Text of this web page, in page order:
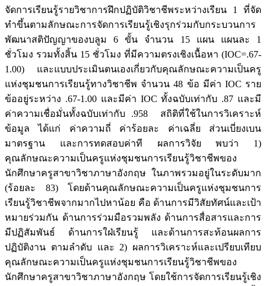
จัดการเรียนรู้รายวิชาการฝึกปฏิบัติวิชาชีพระหว่างเรียน 1 ที่จัด
ทำขึ้นตามลักษณะการจัดการเรียนรู้เชิงรุกร่วมกับกระบวนการ
พัฒนาสติปัญญาของบลูม 6 ขั้น จำนวน 15 แผน แผนละ 1
ชั่วโมง รวมทั้งสิ้น 15 ชั่วโมง ที่มีความตรงเชิงเนื้อหา (IOC=.67-
1.00) และแบบประเมินตนเองเกี่ยวกับคุณลักษณะความเป็นครู
แห่งชุมชนการเรียนรู้ทางวิชาชีพ จำนวน 48 ข้อ มีค่า IOC ราย
ข้ออยู่ระหว่าง .67-1.00 และมีค่า IOC ทั้งฉบับเท่ากับ .87 และมี
ค่าความเชื่อมั่นทั้งฉบับเท่ากับ .958 สถิติที่ใช้ในการวิเคราะห์
ข้อมูล ได้แก่ ค่าความถี่ ค่าร้อยละ ค่าเฉลี่ย ส่วนเบี่ยงเบน
มาตรฐาน และการทดสอบค่าที ผลการวิจัย พบว่า 1)
คุณลักษณะความเป็นครูแห่งชุมชนการเรียนรู้วิชาชีพของ
นักศึกษาครูสาขาวิชาภาษาอังกฤษ ในภาพรวมอยู่ในระดับมาก
(ร้อยละ 83) โดยด้านคุณลักษณะความเป็นครูแห่งชุมชนการ
เรียนรู้วิชาชีพจากมากไปหาน้อย คือ ด้านการมีวิสัยทัศน์และเป้า
หมายร่วมกัน ด้านการร่วมมือรวมพลัง ด้านการสื่อสารและการ
มีปฏิสัมพันธ์ ด้านการใฝ่เรียนรู้ และด้านการสะท้อนผลการ
ปฏิบัติงาน ตามลำดับ และ 2) ผลการวิเคราะห์และเปรียบเทียบ
คุณลักษณะความเป็นครูแห่งชุมชนการเรียนรู้วิชาชีพของ
นักศึกษาครูสาขาวิชาภาษาอังกฤษ โดยใช้การจัดการเรียนรู้เชิง